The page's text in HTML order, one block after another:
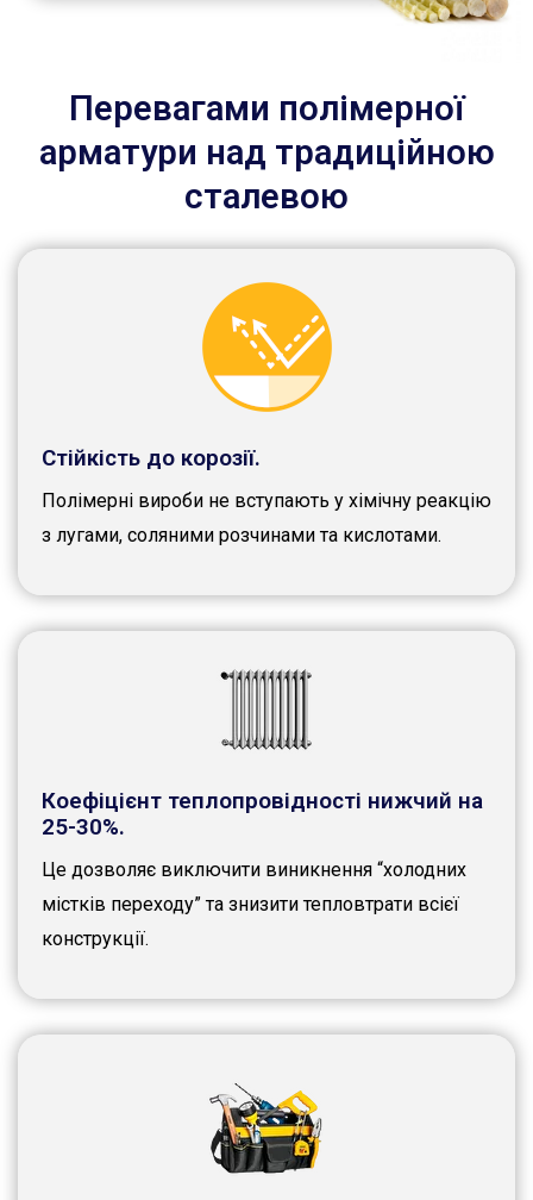
Перевагами полімерної
арматури над традиційною
сталевою
Стійкість до корозії.
Полімерні вироби не вступають у хімічну реакцію
з лугами, соляними розчинами та кислотами.
Коефіцієнт теплопровідності нижчий на
25-30%.
Це дозволяє виключити виникнення “холодних
містків переходу” та знизити тепловтрати всієї
конструкції.